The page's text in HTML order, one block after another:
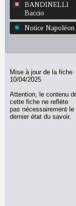
BANDINELLI
Baccio
Notice Napoléon
Mise à jour de la fiche
10/04/2025
Attention, le contenu
cette fiche ne reflète
pas nécessairement le
dernier état du savoir.